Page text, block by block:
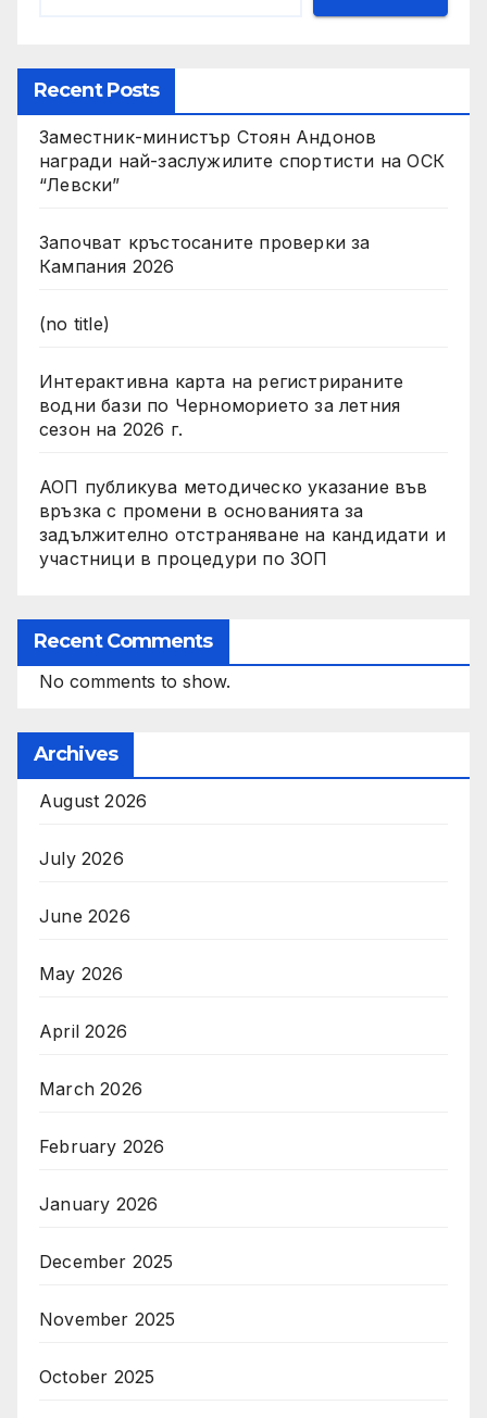
Recent Posts
Заместник-министър Стоян Андонов
награди най-заслужилите спортисти на ОСК
“Левски”
Започват кръстосаните проверки за
Кампания 2026
(no title)
Интерактивна карта на регистрираните
водни бази по Черноморието за летния
сезон на 2026 г.
АОП публикува методическо указание във
връзка с промени в основанията за
задължително отстраняване на кандидати и
участници в процедури по ЗОП
Recent Comments
No comments to show.
Archives
August 2026
July 2026
June 2026
May 2026
April 2026
March 2026
February 2026
January 2026
December 2025
November 2025
October 2025